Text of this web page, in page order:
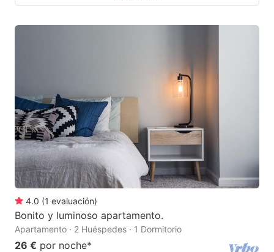
4.0 (1 evaluación)
Bonito y luminoso apartamento.
Apartamento · 2 Huéspedes · 1 Dormitorio
26 € por noche*